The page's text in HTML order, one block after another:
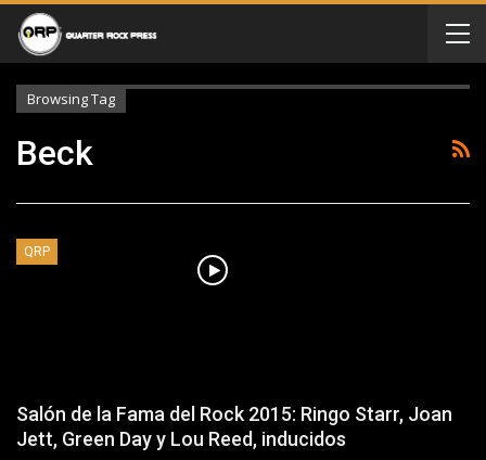
Browsing Tag
Beck
QRP
Salón de la Fama del Rock 2015: Ringo Starr, Joan
Jett, Green Day y Lou Reed, inducidos